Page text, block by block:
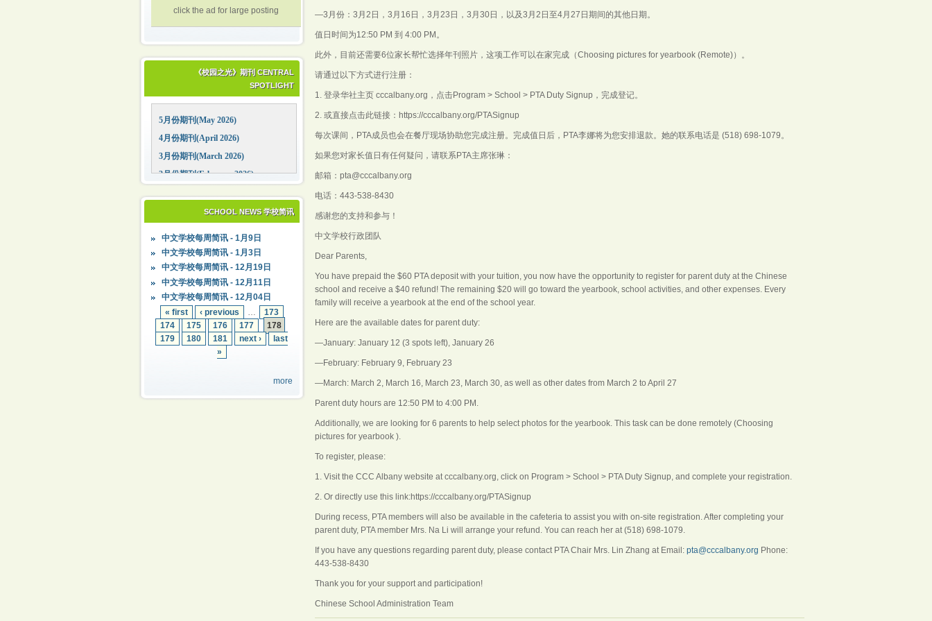
click the ad for large posting
《校园之光》期刊 CENTRAL
SPOTLIGHT
5月份期刊(May 2026)
4月份期刊(April 2026)
3月份期刊(March 2026)
2月份期刊(February 2026)
12月份期刊(December 2025)
10月份期刊(October 2025)
09月份期刊(September 2025)
SCHOOL NEWS 学校简讯
中文学校每周简讯 - 1月9日
中文学校每周简讯 - 1月3日
中文学校每周简讯 - 12月19日
中文学校每周简讯 - 12月11日
中文学校每周简讯 - 12月04日
« first
‹ previous …
173
174
175 176 177
178
179
180 181 next ›
last
»
more
—3月份：3月2日，3月16日，3月23日，3月30日，以及3月2日至4月27日期间的其他日期。
值日时间为12:50 PM 到 4:00 PM。
此外，目前还需要6位家长帮忙选择年刊照片，这项工作可以在家完成（Choosing pictures for yearbook (Remote)）。
请通过以下方式进行注册：
1. 登录华社主页 cccalbany.org，点击Program > School > PTA Duty Signup，完成登记。
2. 或直接点击此链接：https://cccalbany.org/PTASignup
每次课间，PTA成员也会在餐厅现场协助您完成注册。完成值日后，PTA李娜将为您安排退款。她的联系电话是 (518) 698-1079。
如果您对家长值日有任何疑问，请联系PTA主席张琳：
邮箱：pta@cccalbany.org
电话：443-538-8430
感谢您的支持和参与！
中文学校行政团队
Dear Parents,
You have prepaid the $60 PTA deposit with your tuition, you now have the opportunity to register for parent duty at the Chinese
school and receive a $40 refund! The remaining $20 will go toward the yearbook, school activities, and other expenses. Every
family will receive a yearbook at the end of the school year.
Here are the available dates for parent duty:
—January: January 12 (3 spots left), January 26
—February: February 9, February 23
—March: March 2, March 16, March 23, March 30, as well as other dates from March 2 to April 27
Parent duty hours are 12:50 PM to 4:00 PM.
Additionally, we are looking for 6 parents to help select photos for the yearbook. This task can be done remotely (Choosing
pictures for yearbook ).
To register, please:
1. Visit the CCC Albany website at cccalbany.org, click on Program > School > PTA Duty Signup, and complete your registration.
2. Or directly use this link:https://cccalbany.org/PTASignup
During recess, PTA members will also be available in the cafeteria to assist you with on-site registration. After completing your
parent duty, PTA member Mrs. Na Li will arrange your refund. You can reach her at (518) 698-1079.
If you have any questions regarding parent duty, please contact PTA Chair Mrs. Lin Zhang at Email: pta@cccalbany.org Phone:
443-538-8430
Thank you for your support and participation!
Chinese School Administration Team